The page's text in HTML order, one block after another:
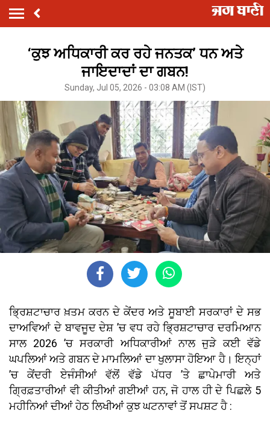
‘ਕੁਝ ਅਧਿਕਾਰੀ ਕਰ ਰਹੇ ਜਨਤਕ’ ਧਨ ਅਤੇ
ਜਾਇਦਾਦਾਂ ਦਾ ਗਬਨ!
Sunday, Jul 05, 2026 - 03:08 AM (IST)
ਭ੍ਰਿਸ਼ਟਾਚਾਰ ਖ਼ਤਮ ਕਰਨ ਦੇ ਕੇਂਦਰ ਅਤੇ ਸੂਬਾਈ ਸਰਕਾਰਾਂ ਦੇ ਸਭ
ਦਾਅਵਿਆਂ ਦੇ ਬਾਵਜੂਦ ਦੇਸ਼ ’ਚ ਵਧ ਰਹੇ ਭ੍ਰਿਸ਼ਟਾਚਾਰ ਦਰਮਿਆਨ
ਸਾਲ 2026 ’ਚ ਸਰਕਾਰੀ ਅਧਿਕਾਰੀਆਂ ਨਾਲ ਜੁੜੇ ਕਈ ਵੱਡੇ
ਘਪਲਿਆਂ ਅਤੇ ਗਬਨ ਦੇ ਮਾਮਲਿਆਂ ਦਾ ਖੁਲਾਸਾ ਹੋਇਆ ਹੈ। ਇਨ੍ਹਾਂ
’ਚ ਕੇਂਦਰੀ ਏਜੰਸੀਆਂ ਵੱਲੋਂ ਵੱਡੇ ਪੱਧਰ ’ਤੇ ਛਾਪੇਮਾਰੀ ਅਤੇ
ਗ੍ਰਿਫ਼ਤਾਰੀਆਂ ਵੀ ਕੀਤੀਆਂ ਗਈਆਂ ਹਨ, ਜੋ ਹਾਲ ਹੀ ਦੇ ਪਿਛਲੇ 5
ਮਹੀਨਿਆਂ ਦੀਆਂ ਹੇਠ ਲਿਖੀਆਂ ਕੁਝ ਘਟਨਾਵਾਂ ਤੋਂ ਸਪਸ਼ਟ ਹੈ :